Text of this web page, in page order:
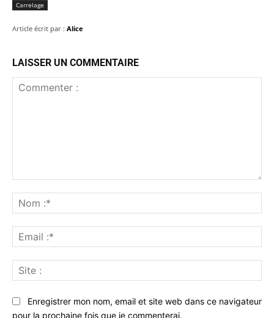
Carrelage
Article écrit par : Alice
LAISSER UN COMMENTAIRE
:*
:*
:
Enregistrer mon nom, email et site web dans ce navigateur
pour la prochaine fois que je commenterai.